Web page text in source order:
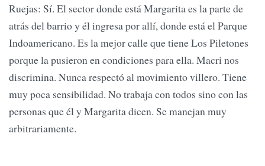
Ruejas: Sí. El sector donde está Margarita es la parte de
atrás del barrio y él ingresa por allí, donde está el Parque
Indoamericano. Es la mejor calle que tiene Los Piletones
porque la pusieron en condiciones para ella. Macri nos
discrimina. Nunca respectó al movimiento villero. Tiene
muy poca sensibilidad. No trabaja con todos sino con las
personas que él y Margarita dicen. Se manejan muy
arbitrariamente.